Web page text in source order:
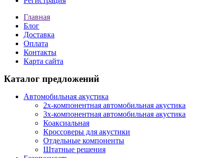
Главная
Блог
Доставка
Оплата
Контакты
Карта сайта
Каталог предложений
Автомобильная акустика
2х-компонентная автомобильная акустика
3х-компонентная автомобильная акустика
Коаксиальная
Кроссоверы для акустики
Отдельные компоненты
Штатные решения